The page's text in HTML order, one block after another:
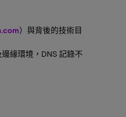
）與背後的技術目
緣環境，DNS 記錄不